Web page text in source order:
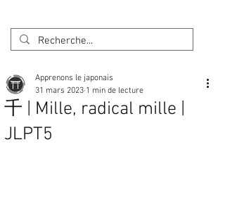
千 | Mille, radical mille |
JLPT5
Apprenons le japonais
31 mars 2023 1 min de lecture